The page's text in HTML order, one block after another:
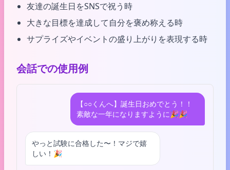
友達の誕生日をSNSで祝う時
大きな目標を達成して自分を褒め称える時
サプライズやイベントの盛り上がりを表現する時
会話での使用例
【○○くんへ】誕生日おめでとう！！
素敵な一年になりますように🎉🎉
やっと試験に合格した〜！マジで嬉
しい！🎉